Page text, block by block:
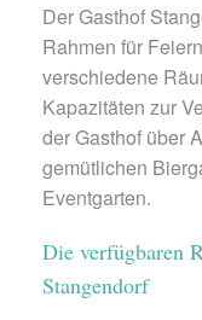
Der Gasthof
Rahmen für
verschiedene
Kapazitäten zur
der Gasthof über
gemütlichen
Eventgarten.
Die verfügbaren
Stangendorf